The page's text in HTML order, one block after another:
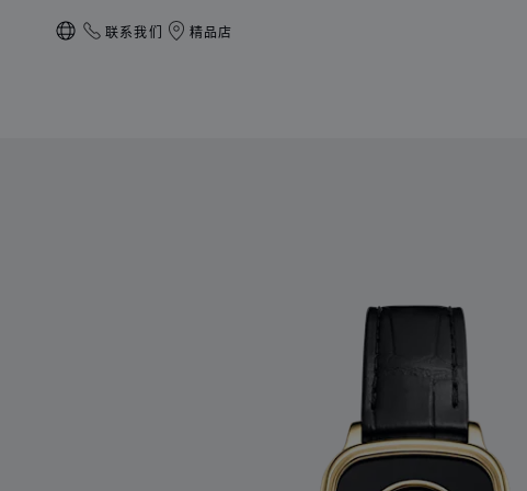
本地化（更改国家/地区）
联系我们 精品店